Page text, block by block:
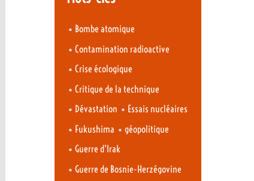
• Bombe atomique
• Contamination radioactive
• Crise écologique
• Critique de la technique
• Dévastation • Essais nucléaires
• Fukushima •géopolitique
• Guerre d’Irak
• Guerre de Bosnie-Herzégovine